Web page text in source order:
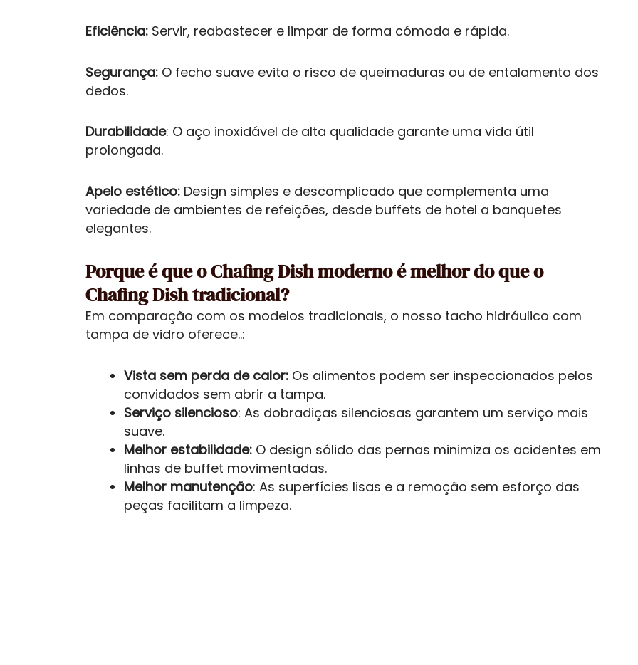
Eficiência: Servir, reabastecer e limpar de forma cómoda e rápida.
Segurança: O fecho suave evita o risco de queimaduras ou de entalamento dos
dedos.
Durabilidade: O aço inoxidável de alta qualidade garante uma vida útil
prolongada.
Apelo estético: Design simples e descomplicado que complementa uma
variedade de ambientes de refeições, desde buffets de hotel a banquetes
elegantes.
Porque é que o Chafing Dish moderno é melhor do que o
Chafing Dish tradicional?
Em comparação com os modelos tradicionais, o nosso tacho hidráulico com
tampa de vidro oferece..:
Vista sem perda de calor: Os alimentos podem ser inspeccionados pelos
convidados sem abrir a tampa.
Serviço silencioso: As dobradiças silenciosas garantem um serviço mais
suave.
Melhor estabilidade: O design sólido das pernas minimiza os acidentes em
linhas de buffet movimentadas.
Melhor manutenção: As superfícies lisas e a remoção sem esforço das
peças facilitam a limpeza.